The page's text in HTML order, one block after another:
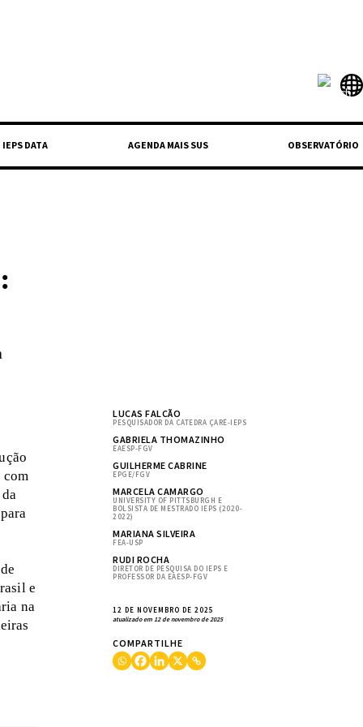
IEPS DATA AGENDA MAIS SUS OBSERVATÓRIO
LUCAS FALCÃO
PESQUISADOR DA CÁTEDRA ÇARÊ-IEPS
GABRIELA THOMAZINHO
EAESP-FGV
GUILHERME CABRINE
EPGE/FGV
MARCELA CAMARGO
UNIVERSITY OF PITTSBURGH E
BOLSISTA DE MESTRADO IEPS (2020-
2022)
MARIANA SILVEIRA
FEA-USP
RUDI ROCHA
DIRETOR DE PESQUISA DO IEPS E
PROFESSOR DA EAESP-FGV
12 DE NOVEMBRO DE 2025
atualizado em 12 de novembro de 2025
COMPARTILHE
com
e
na